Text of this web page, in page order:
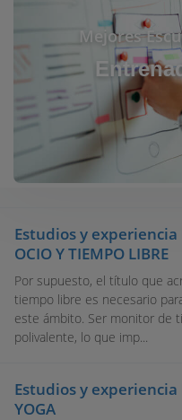
Mejores
Estudios y experiencia
OCIO Y TIEMPO LIBRE
Por supuesto, el título que
tiempo libre es necesario
este ámbito. Ser monitor de
polivalente, lo que imp...
Estudios y experiencia
YOGA